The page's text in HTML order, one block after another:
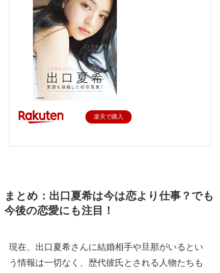
楽天で購入
まとめ：出口夏希は今は恋より仕事？でも
今後の恋愛にも注目！
現在、出口夏希さんに結婚相手や旦那がいるとい
う情報は一切なく、歴代彼氏とされる人物たちも